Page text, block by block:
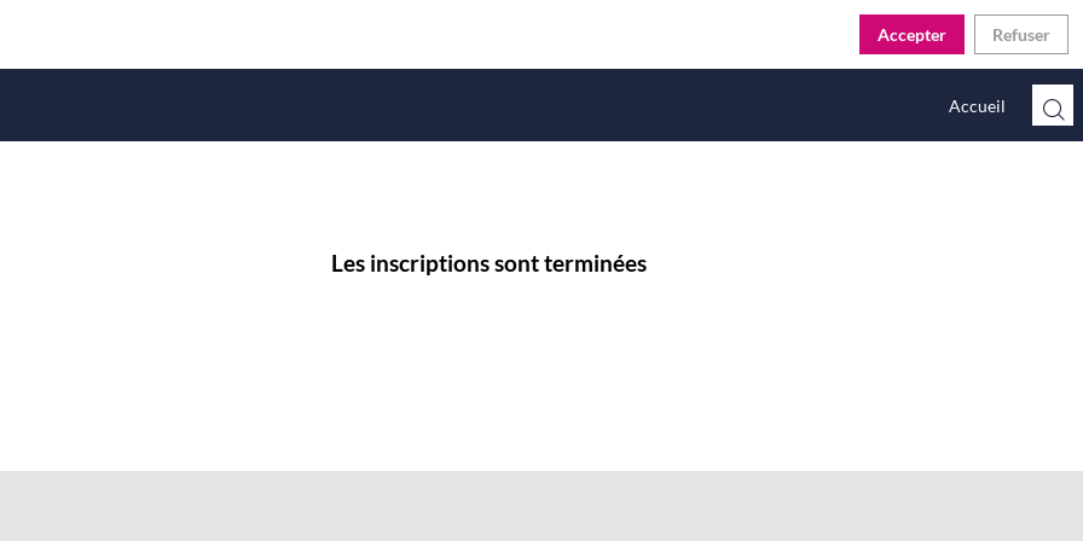
Accueil
Les inscriptions sont terminées
Accepter Refuser